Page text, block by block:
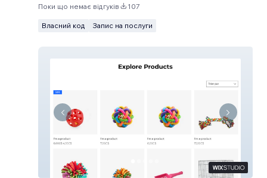
Поки що немає відгуків 107
Власний код Запис на послуги